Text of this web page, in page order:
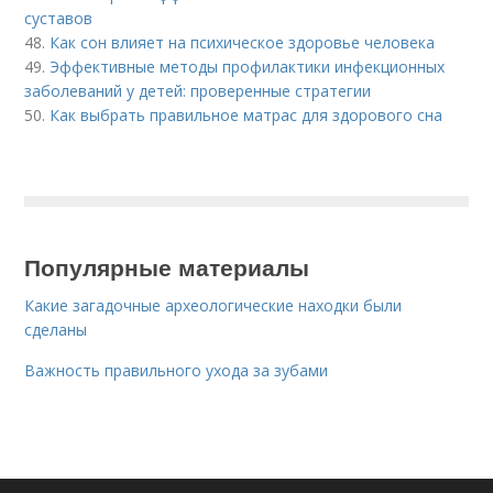
суставов
48. Как сон влияет на психическое здоровье человека
49. Эффективные методы профилактики инфекционных
заболеваний у детей: проверенные стратегии
50. Как выбрать правильное матрас для здорового сна
Популярные материалы
Какие загадочные археологические находки были
сделаны
Важность правильного ухода за зубами